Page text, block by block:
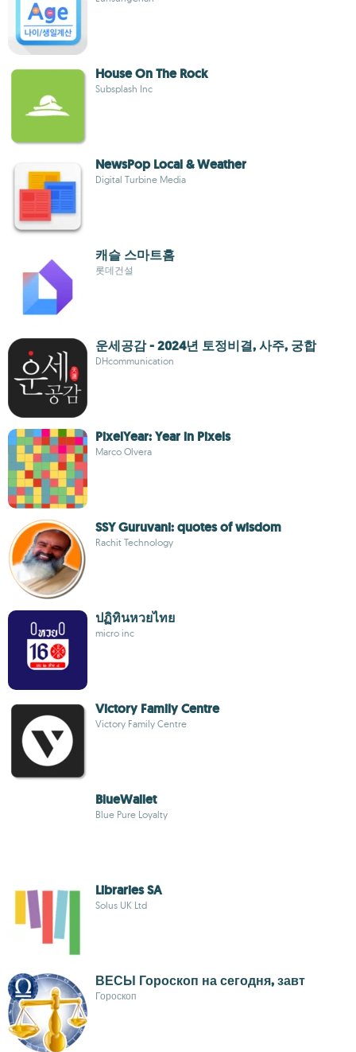
House On The Rock
Subsplash Inc
NewsPop Local & Weather
Digital Turbine Media
캐슬 스마트홈
롯데건설
운세공감 - 2024년 토정비결, 사주, 궁합
DHcommunication
PixelYear: Year in Pixels
Marco Olvera
SSY Guruvani: quotes of wisdom
Rachit Technology
ปฏิทินหวยไทย
micro inc
Victory Family Centre
Victory Family Centre
BlueWallet
Blue Pure Loyalty
Libraries SA
Solus UK Ltd
ВЕСЫ Гороскоп на сегодня, завт
Гороскоп